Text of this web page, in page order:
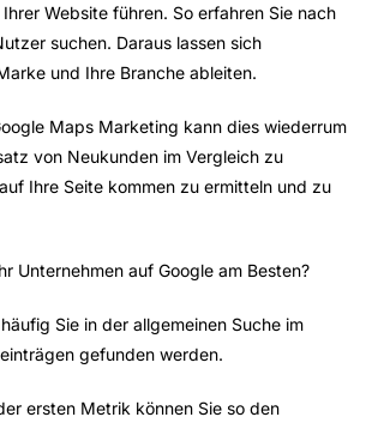
Website führen. So erfahren Sie nach
suchen. Daraus lassen sich
und Ihre Branche ableiten.
Maps Marketing kann dies wiederrum
von Neukunden im Vergleich zu
Ihre Seite kommen zu ermitteln und zu
Unternehmen auf Google am Besten?
Sie in der allgemeinen Suche im
gefunden werden.
ersten Metrik können Sie so den